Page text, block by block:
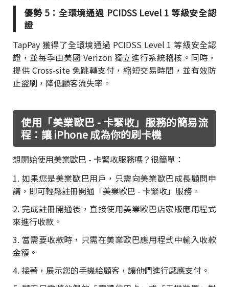
優勢 5：全環境通過 PCIDSS Level 1 等級安全認
證
TapPay 獲得了全環境通過 PCIDSS Level 1 等級安全認
證，並每季由美國 Verizon 獨立進行系統稽核。同時，
提供 Cross-site 免跳轉支付，縮短交易時間，並有效防
止盜刷，降低顧客流失率。
使用「美業歐巴 - 卡緊收」服務的簡易流
程：讓 iPhone 成為你的刷卡機
想開始使用美業歐巴 - 卡緊收服務嗎？很簡單：
1. 如果您是美業歐巴用戶，只需向美業歐巴成長顧問申
請，即可輕鬆註冊開通「美業歐巴 - 卡緊收」服務。
2. 完成註冊開通後，直接使用美業歐巴店家版應用程式
來進行收款。
3. 當需要收款時，只需在美業歐巴應用程式中輸入收款
金額。
4. 接著，展示您的手機給顧客，讓他們進行感應支付。